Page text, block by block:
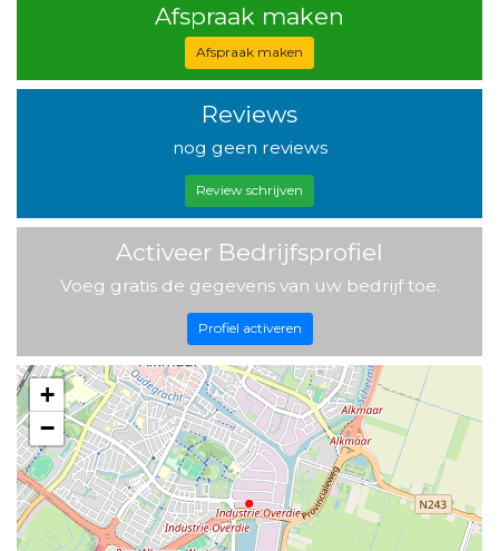
Afspraak maken
Afspraak maken
Reviews
nog geen reviews
Review schrijven
Activeer Bedrijfsprofiel
Voeg gratis de gegevens van uw bedrijf toe.
Profiel activeren
+
−